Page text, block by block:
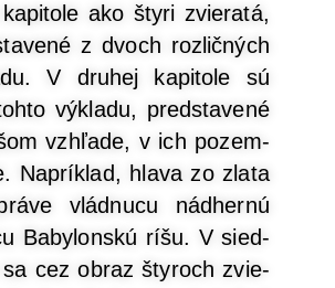
ako šty­ri zvie­ra­tá,
z dvoch roz­lič­ných
V dru­hej kapi­to­le sú
výkla­du, pred­sta­ve­né
vzhľa­de, v ich pozem­
Naprí­klad, hla­va zo zla­ta
vlád­nu­cu nád­her­nú
Baby­lon­skú ríšu. V sied­
cez obraz šty­roch zvie­